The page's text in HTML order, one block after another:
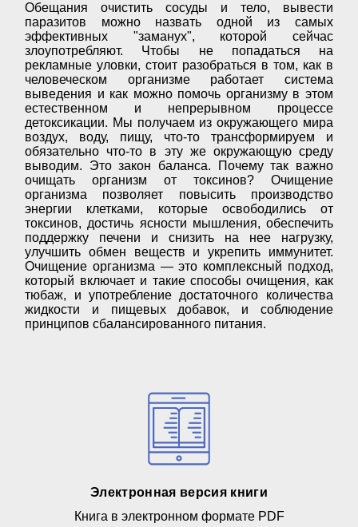
Обещания очистить сосуды и тело, вывести
паразитов можно назвать одной из самых
эффективных "заманух", которой сейчас
злоупотребляют. Чтобы не попадаться на
рекламные уловки, стоит разобраться в том, как в
человеческом организме работает система
выведения и как можно помочь организму в этом
естественном и непрерывном процессе
детоксикации. Мы получаем из окружающего мира
воздух, воду, пищу, что-то трансформируем и
обязательно что-то в эту же окружающую среду
выводим. Это закон баланса. Почему так важно
очищать организм от токсинов? Очищение
организма позволяет повысить производство
энергии клетками, которые освободились от
токсинов, достичь ясности мышления, обеспечить
поддержку печени и снизить на нее нагрузку,
улучшить обмен веществ и укрепить иммунитет.
Очищение организма — это комплексный подход,
который включает и такие способы очищения, как
тюбаж, и употребление достаточного количества
жидкости и пищевых добавок, и соблюдение
принципов сбалансированного питания.
Электронная версия книги
Книга в электронном формате PDF